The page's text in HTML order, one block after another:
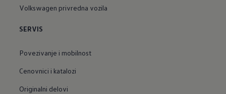
Volkswagen privredna vozila
SERVIS
Povezivanje i mobilnost
Cenovnici i katalozi
Originalni delovi